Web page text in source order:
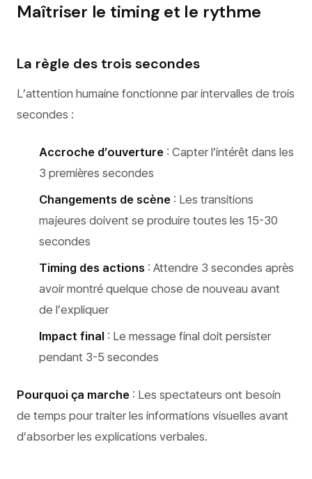
Maîtriser le timing et le rythme
La règle des trois secondes
L’attention humaine fonctionne par intervalles de trois
secondes :
Accroche d’ouverture : Capter l’intérêt dans les
3 premières secondes
Changements de scène : Les transitions
majeures doivent se produire toutes les 15-30
secondes
Timing des actions : Attendre 3 secondes après
avoir montré quelque chose de nouveau avant
de l’expliquer
Impact final : Le message final doit persister
pendant 3-5 secondes
Pourquoi ça marche : Les spectateurs ont besoin
de temps pour traiter les informations visuelles avant
d’absorber les explications verbales.